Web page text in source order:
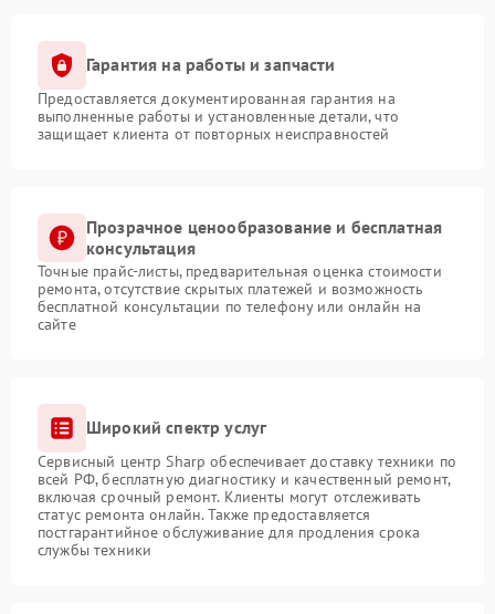
Гарантия на работы и запчасти
Предоставляется документированная гарантия на
выполненные работы и установленные детали, что
защищает клиента от повторных неисправностей
Прозрачное ценообразование и бесплатная
консультация
Точные прайс-листы, предварительная оценка стоимости
ремонта, отсутствие скрытых платежей и возможность
бесплатной консультации по телефону или онлайн на
сайте
Широкий спектр услуг
Сервисный центр Sharp обеспечивает доставку техники по
всей РФ, бесплатную диагностику и качественный ремонт,
включая срочный ремонт. Клиенты могут отслеживать
статус ремонта онлайн. Также предоставляется
постгарантийное обслуживание для продления срока
службы техники